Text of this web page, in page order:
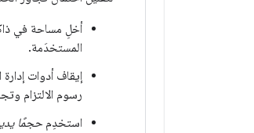
المستخدَمة.
إيقاف أدوات
رسوم الالتزام
استخدِم حجمًا